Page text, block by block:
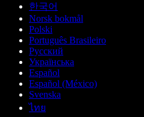
한국어
Norsk bokmål
Polski
Português Brasileiro
Русский
Українська
Español
Español (México)
Svenska
ไทย